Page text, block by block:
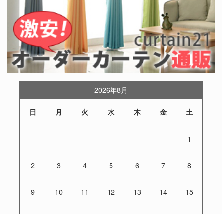
2026年8月
日 月 火 水 木 金 土
1
2 3 4 5 6 7 8
9 10 11 12 13 14 15